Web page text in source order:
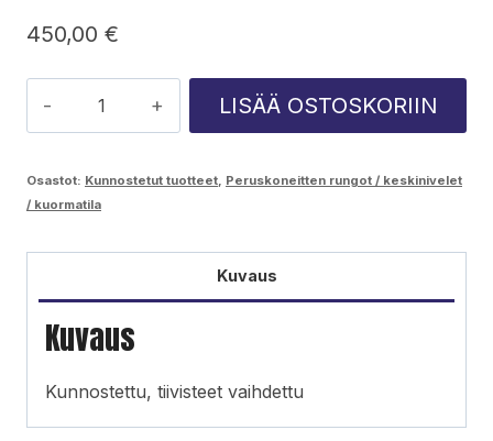
450,00 €
Kääntösylinteri
määrä
LISÄÄ OSTOSKORIIN
Osastot: Kunnostetut tuotteet, Peruskoneitten rungot / keskinivelet
/ kuormatila
Kuvaus
Kuvaus
Kunnostettu, tiivisteet vaihdettu